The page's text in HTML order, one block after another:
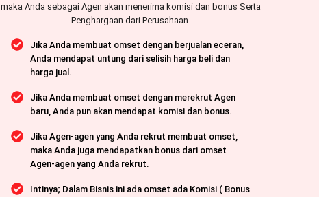
maka Anda sebagai Agen akan menerima komisi dan bonus Serta
Penghargaan dari Perusahaan.
Jika Anda membuat omset dengan berjualan eceran,
Anda mendapat untung dari selisih harga beli dan
harga jual.
Jika Anda membuat omset dengan merekrut Agen
baru, Anda pun akan mendapat komisi dan bonus.
Jika Agen-agen yang Anda rekrut membuat omset,
maka Anda juga mendapatkan bonus dari omset
Agen-agen yang Anda rekrut.
Intinya; Dalam Bisnis ini ada omset ada Komisi ( Bonus